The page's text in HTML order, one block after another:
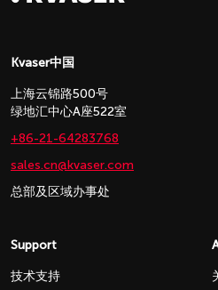
Kvaser中国
上海云锦路500号
绿地汇中心A座522室
+86-21-64283768
sales.cn@kvaser.com
总部及区域办事处
Support
技术支持